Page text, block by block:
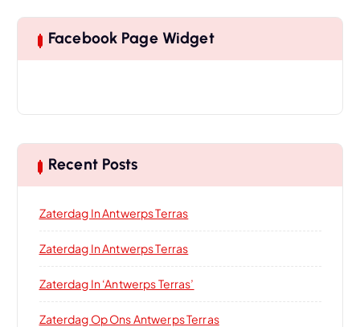
Facebook Page Widget
Recent Posts
Zaterdag In Antwerps Terras
Zaterdag In Antwerps Terras
Zaterdag In ‘Antwerps Terras’
Zaterdag Op Ons Antwerps Terras